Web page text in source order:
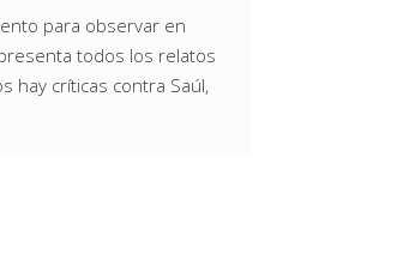
para observar en
todos los relatos
hay críticas contra Saúl,